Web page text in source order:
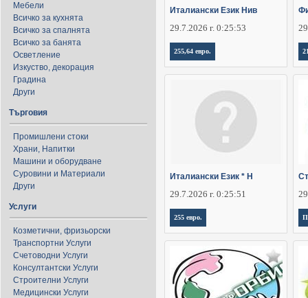
Мебели
Всичко за кухнята
Всичко за спалнята
Всичко за банята
Осветление
Изкуство, декорация
Градина
Други
Търговия
Промишлени стоки
Храни, Напитки
Машини и оборудване
Суровини и Материали
Други
Услуги
Козметични, фризьорски
Транспортни Услуги
Счетоводни Услуги
Консултантски Услуги
Строителни Услуги
Медицински Услуги
Италиански Език Нив
29.7.2026 г. 0:25:53
255,64 евро.
Италиански Език * Н
29.7.2026 г. 0:25:51
255 евро.